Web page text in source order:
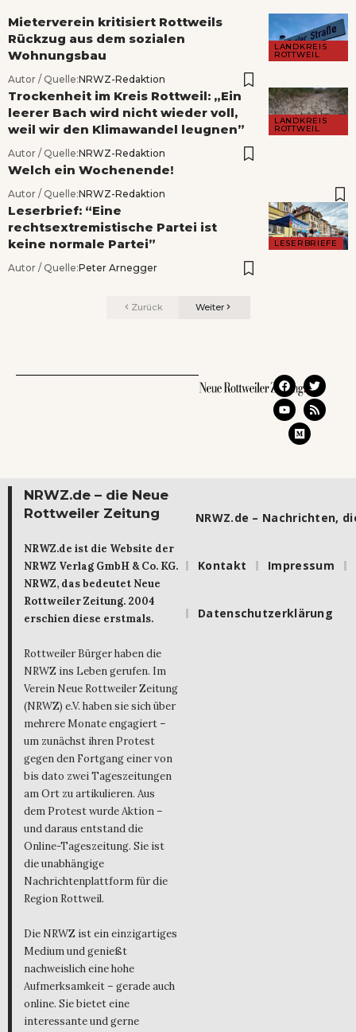
LANDKREIS
ROTTWEIL
Mieterverein kritisiert Rottweils
Rückzug aus dem sozialen
Wohnungsbau
Autor / Quelle:NRWZ-Redaktion
LANDKREIS
ROTTWEIL
Trockenheit im Kreis Rottweil: „Ein
leerer Bach wird nicht wieder voll,
weil wir den Klimawandel leugnen”
Autor / Quelle:NRWZ-Redaktion
Welch ein Wochenende!
Autor / Quelle:NRWZ-Redaktion
LESERBRIEFE
Leserbrief: “Eine
rechtsextremistische Partei ist
keine normale Partei”
Autor / Quelle:Peter Arnegger
Zurück Weiter
NRWZ.de – die Neue
Rottweiler Zeitung
NRWZ.de ist die Website der
NRWZ Verlag GmbH & Co. KG.
NRWZ, das bedeutet Neue
Rottweiler Zeitung. 2004
erschien diese erstmals.
Rottweiler Bürger haben die
NRWZ ins Leben gerufen. Im
Verein Neue Rottweiler Zeitung
(NRWZ) e.V. haben sie sich über
mehrere Monate engagiert –
um zunächst ihren Protest
gegen den Fortgang einer von
bis dato zwei Tageszeitungen
am Ort zu artikulieren. Aus
dem Protest wurde Aktion –
und daraus entstand die
Online-Tageszeitung. Sie ist
die unabhängige
Nachrichtenplattform für die
Region Rottweil.
Die NRWZ ist ein einzigartiges
Medium und genießt
nachweislich eine hohe
Aufmerksamkeit – gerade auch
online. Sie bietet eine
interessante und gerne
NRWZ.de – Nachrichten,
Kontakt Impressum
Datenschutzerklärung